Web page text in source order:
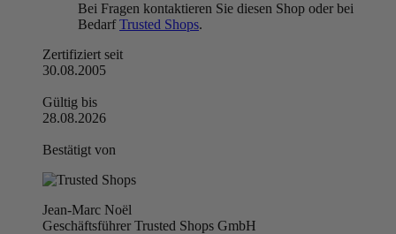
Bei Fragen kontaktieren Sie diesen Shop oder bei
BedarfTrusted Shops.
Zertifiziert seit
30.08.2005
Gültig bis
28.08.2026
Bestätigt von
Jean-Marc Noël
Geschäftsführer Trusted Shops GmbH